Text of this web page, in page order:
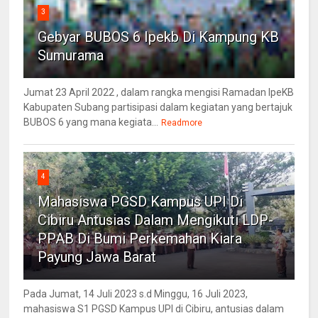
3
Gebyar BUBOS 6 Ipekb Di Kampung KB
Sumurama
Jumat 23 April 2022 , dalam rangka mengisi Ramadan IpeKB
Kabupaten Subang partisipasi dalam kegiatan yang bertajuk
BUBOS 6 yang mana kegiata... Readmore
4
Mahasiswa PGSD Kampus UPI Di
Cibiru Antusias Dalam Mengikuti LDP-
PPAB Di Bumi Perkemahan Kiara
Payung Jawa Barat
Pada Jumat, 14 Juli 2023 s.d Minggu, 16 Juli 2023,
mahasiswa S1 PGSD Kampus UPI di Cibiru, antusias dalam